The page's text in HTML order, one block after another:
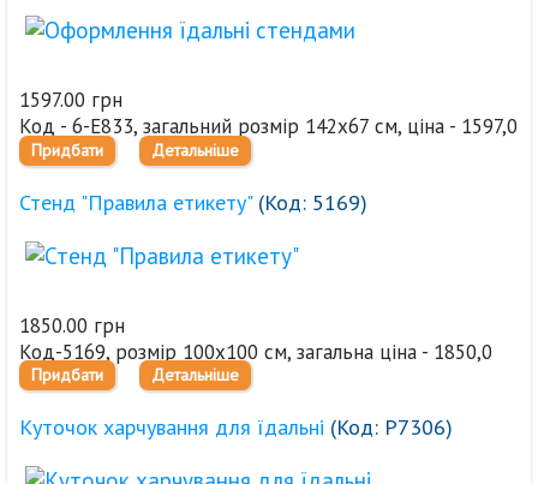
1597.00 грн
Код - 6-Е833, загальний розмір 142х67 см, ціна - 1597,0
грн
Придбати Детальніше
Стенд "Правила етикету" (Код: 5169)
1850.00 грн
Код-5169, розмір 100х100 см, загальна ціна - 1850,0
грн
Придбати Детальніше
Куточок харчування для їдальні (Код: Р7306)